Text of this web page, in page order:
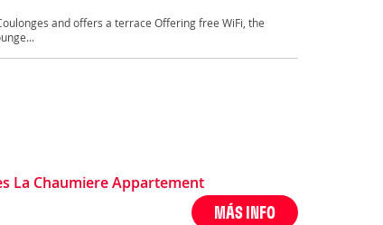
and offers a terrace Offering free WiFi, the
La Chaumiere Appartement
MÁS INFO